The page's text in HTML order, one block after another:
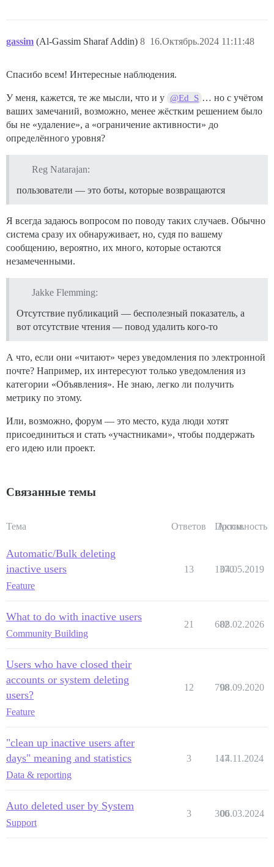
gassim (Al-Gassim Sharaf Addin) 16.Октябрь.2024 11:11:48
8
Спасибо всем! Интересные наблюдения.
У меня, кажется, те же мысли, что и у @Ed_S … но с учётом
ваших замечаний, возможно, менее жёстким решением было
бы не «удаление», а «ограничение активности» до
определённого уровня?
Reg Natarajan:
пользователи — это боты, которые возвращаются
Я всегда задаюсь вопросом по поводу таких случаев. Обычно
система сразу их обнаруживает, но, судя по вашему
сообщению, вероятно, их много, которые остаются
незамеченными.
Jakke Flemming:
Отсутствие публикаций — бесполезный показатель, а
вот отсутствие чтения — повод удалить кого-то
А что, если они «читают» через уведомления по электронной
почте? Например, их интересуют только уведомления из
категории «Объявления». Не знаю, легко ли получить
метрику по этому.
Или, возможно, форум — это место, куда люди хотят
присоединиться и стать «участниками», чтобы поддержать
его идею или проект.
Связанные темы
Тема Ответов Просм.
Активность
Automatic/Bulk deleting
inactive users
Feature
13 1370
04.05.2019
What to do with inactive users
Community Building
21 682
08.02.2026
Users who have closed their
accounts or system deleting
users?
Feature
12 798
08.09.2020
"clean up inactive users after
days" meaning and statistics
Data & reporting
3 147
14.11.2024
Auto deleted user by System
Support
3 300
06.03.2024